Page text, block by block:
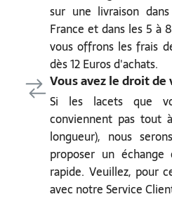
sur une livraison
France et dans les 5 à
vous offrons les frais
dès 12 Euros d'achats.
Vous avez le droit
Si les lacets que
conviennent pas tout
longueur), nous
proposer un
rapide. Veuillez, pour
avec notre Service